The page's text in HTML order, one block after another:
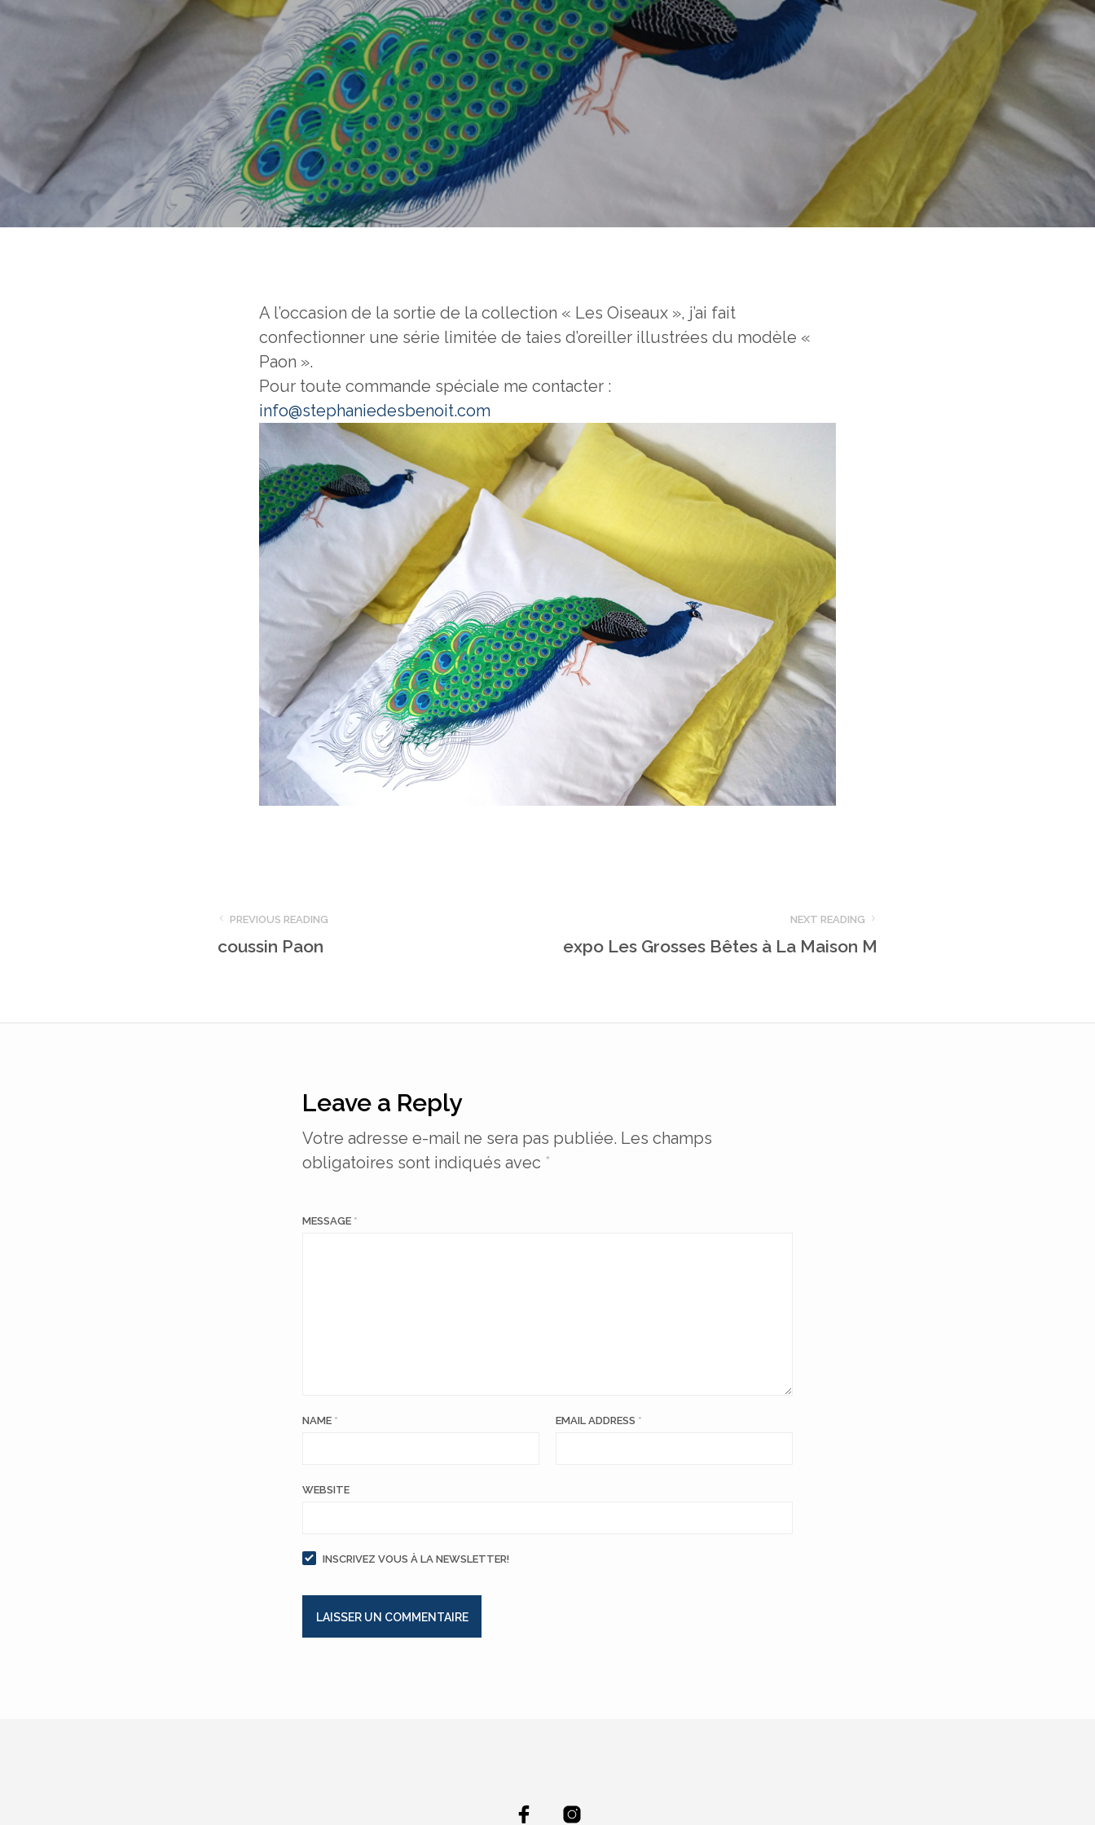
A l’occasion de la sortie de la collection « Les Oiseaux », j’ai fait
confectionner une série limitée de taies d’oreiller illustrées du modèle «
Paon ».
Pour toute commande spéciale me contacter :
info@stephaniedesbenoit.com
PREVIOUS READING
coussin Paon
NEXT READING
expo Les Grosses Bêtes à La Maison M
Leave a Reply
Votre adresse e-mail ne sera pas publiée. Les champs
obligatoires sont indiqués avec *
MESSAGE *
NAME * EMAIL ADDRESS *
WEBSITE
INSCRIVEZ VOUS À LA NEWSLETTER!